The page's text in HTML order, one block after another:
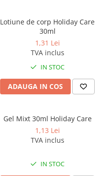
Lotiune de corp Holiday Care
30ml
1,31 Lei
TVA inclus
IN STOC
ADAUGA IN COS
Gel Mixt 30ml Holiday Care
1,13 Lei
TVA inclus
IN STOC